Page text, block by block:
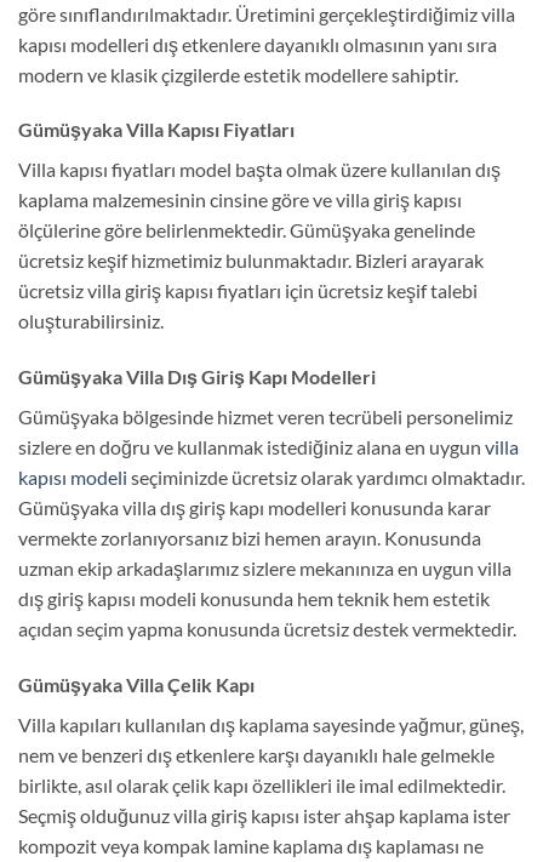
göre sınıflandırılmaktadır. Üretimini gerçekleştirdiğimiz villa
kapısı modelleri dış etkenlere dayanıklı olmasının yanı sıra
modern ve klasik çizgilerde estetik modellere sahiptir.
Gümüşyaka Villa Kapısı Fiyatları
Villa kapısı fiyatları model başta olmak üzere kullanılan dış
kaplama malzemesinin cinsine göre ve villa giriş kapısı
ölçülerine göre belirlenmektedir. Gümüşyaka genelinde
ücretsiz keşif hizmetimiz bulunmaktadır. Bizleri arayarak
ücretsiz villa giriş kapısı fiyatları için ücretsiz keşif talebi
oluşturabilirsiniz.
Gümüşyaka Villa Dış Giriş Kapı Modelleri
Gümüşyaka bölgesinde hizmet veren tecrübeli personelimiz
sizlere en doğru ve kullanmak istediğiniz alana en uygun villa
kapısı modeli seçiminizde ücretsiz olarak yardımcı olmaktadır.
Gümüşyaka villa dış giriş kapı modelleri konusunda karar
vermekte zorlanıyorsanız bizi hemen arayın. Konusunda
uzman ekip arkadaşlarımız sizlere mekanınıza en uygun villa
dış giriş kapısı modeli konusunda hem teknik hem estetik
açıdan seçim yapma konusunda ücretsiz destek vermektedir.
Gümüşyaka Villa Çelik Kapı
Villa kapıları kullanılan dış kaplama sayesinde yağmur, güneş,
nem ve benzeri dış etkenlere karşı dayanıklı hale gelmekle
birlikte, asıl olarak çelik kapı özellikleri ile imal edilmektedir.
Seçmiş olduğunuz villa giriş kapısı ister ahşap kaplama ister
kompozit veya kompak lamine kaplama dış kaplaması ne